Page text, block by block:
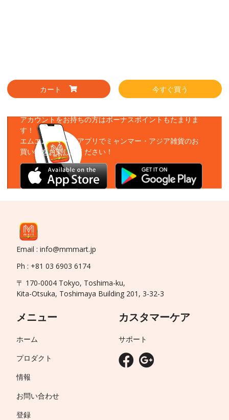
カート 今すぐ買う
アカウントをお持ちの方はボーナスポイントもたまりま
す！
エムエムーマートアプリでミャンマー・アジア雑貨のお
買い物をお楽しみください！
Email : info@mmmart.jp
Ph : +81 03 6903 6174
〒 170-0004 Tokyo, Toshima-ku,
Kita-Otsuka, Toshimaya Building 201, 3-32-3
メニュー
ホーム
プロダクト
情報
お問い合わせ
登録
カスタマーケア
サポート